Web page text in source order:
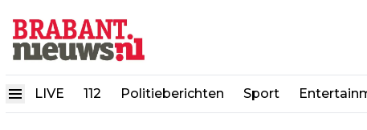
LIVE 112 Politieberichten Sport